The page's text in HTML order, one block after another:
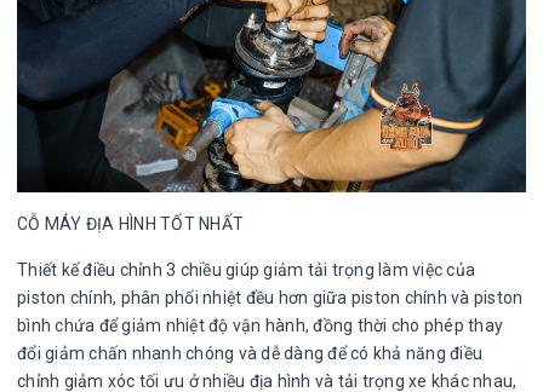
CỖ MÁY ĐỊA HÌNH TỐT NHẤT
Thiết kế điều chỉnh 3 chiều giúp giảm tải trọng làm việc của
piston chính, phân phối nhiệt đều hơn giữa piston chính và piston
bình chứa để giảm nhiệt độ vận hành, đồng thời cho phép thay
đổi giảm chấn nhanh chóng và dễ dàng để có khả năng điều
chỉnh giảm xóc tối ưu ở nhiều địa hình và tải trọng xe khác nhau,